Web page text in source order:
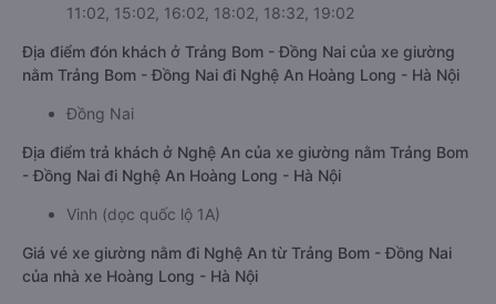
11:02, 15:02, 16:02, 18:02, 18:32, 19:02
Địa điểm đón khách ở Trảng Bom - Đồng Nai của xe giường
nằm Trảng Bom - Đồng Nai đi Nghệ An Hoàng Long - Hà Nội
Đồng Nai
Địa điểm trả khách ở Nghệ An của xe giường nằm Trảng Bom
- Đồng Nai đi Nghệ An Hoàng Long - Hà Nội
Vinh (dọc quốc lộ 1A)
Giá vé xe giường nằm đi Nghệ An từ Trảng Bom - Đồng Nai
của nhà xe Hoàng Long - Hà Nội